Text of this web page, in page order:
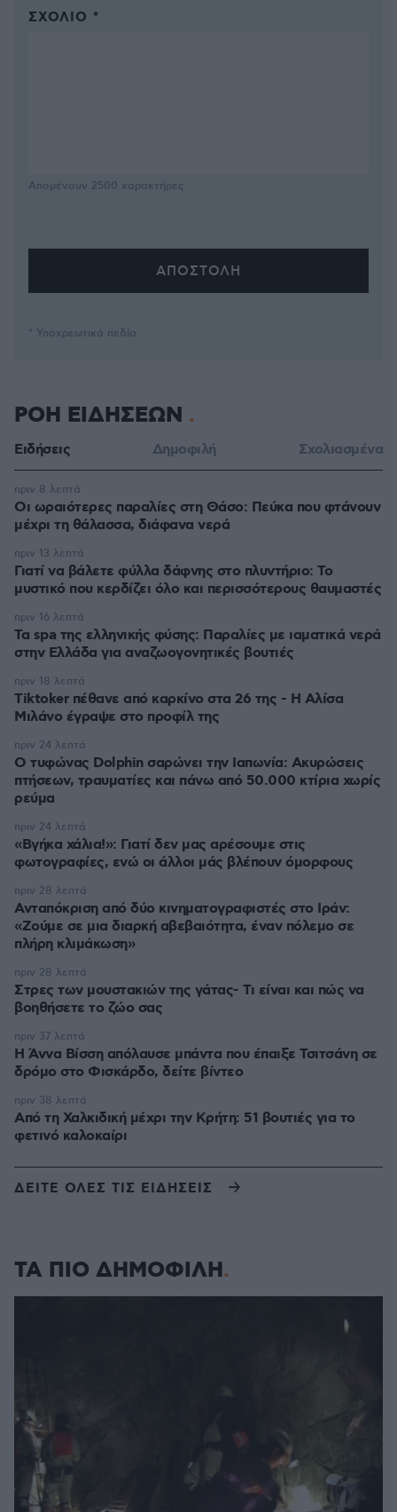
ΣΧΌΛΙΟ *
Απομένουν 2500 χαρακτήρες
* Υποχρεωτικά πεδία
ΡΟΗ ΕΙΔΗΣΕΩΝ
Ειδήσεις Δημοφιλή Σχολιασμένα
Οι ωραιότερες παραλίες στη Θάσο: Πεύκα που φτάνουν
μέχρι τη θάλασσα, διάφανα νερά
πριν 8 λεπτά
Γιατί να βάλετε φύλλα δάφνης στο πλυντήριο: Το
μυστικό που κερδίζει όλο και περισσότερους θαυμαστές
πριν 13 λεπτά
Τα spa της ελληνικής φύσης: Παραλίες με ιαματικά νερά
στην Ελλάδα για αναζωογονητικές βουτιές
πριν 16 λεπτά
Tiktoker πέθανε από καρκίνο στα 26 της - Η Αλίσα
Μιλάνο έγραψε στο προφίλ της
πριν 18 λεπτά
Ο τυφώνας Dolphin σαρώνει την Ιαπωνία: Ακυρώσεις
πτήσεων, τραυματίες και πάνω από 50.000 κτίρια χωρίς
ρεύμα
πριν 24 λεπτά
«Βγήκα χάλια!»: Γιατί δεν μας αρέσουμε στις
φωτογραφίες, ενώ οι άλλοι μάς βλέπουν όμορφους
πριν 24 λεπτά
Ανταπόκριση από δύο κινηματογραφιστές στο Ιράν:
«Ζούμε σε μια διαρκή αβεβαιότητα, έναν πόλεμο σε
πλήρη κλιμάκωση»
πριν 28 λεπτά
Στρες των μουστακιών της γάτας- Τι είναι και πώς να
βοηθήσετε το ζώο σας
πριν 28 λεπτά
Η Άννα Βίσση απόλαυσε μπάντα που έπαιξε Τσιτσάνη σε
δρόμο στο Φισκάρδο, δείτε βίντεο
πριν 37 λεπτά
Από τη Χαλκιδική μέχρι την Κρήτη: 51 βουτιές για το
φετινό καλοκαίρι
πριν 38 λεπτά
ΔΕΙΤΕ ΟΛΕΣ ΤΙΣ ΕΙΔΗΣΕΙΣ
ΤΑ ΠΙΟ ΔΗΜΟΦΙΛΗ